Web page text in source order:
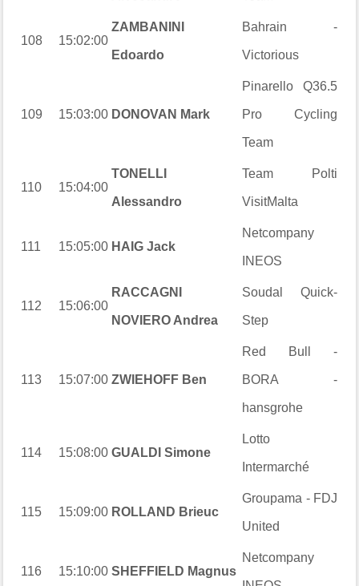
108 15:02:00
ZAMBANINI
Edoardo
Bahrain -
Victorious
109 15:03:00 DONOVAN Mark
Pinarello Q36.5
Pro Cycling
Team
110 15:04:00
TONELLI
Alessandro
Team Polti
VisitMalta
111 15:05:00 HAIG Jack
Netcompany
INEOS
112 15:06:00
RACCAGNI
NOVIERO Andrea
Soudal Quick-
Step
113 15:07:00 ZWIEHOFF Ben
Red Bull -
BORA -
hansgrohe
114 15:08:00 GUALDI Simone
Lotto
Intermarché
115 15:09:00 ROLLAND Brieuc
Groupama - FDJ
United
116 15:10:00 SHEFFIELD Magnus
Netcompany